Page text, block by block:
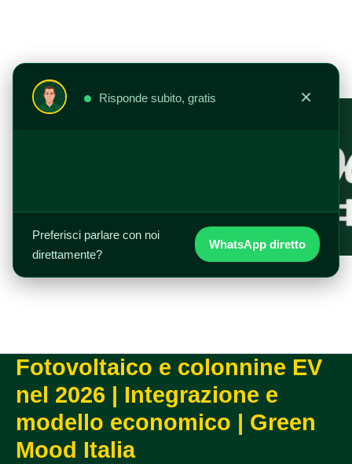
Risponde subito, gratis ×
Preferisci parlare con noi
direttamente?
WhatsApp diretto
Fotovoltaico e colonnine EV
nel 2026 | Integrazione e
modello economico | Green
Mood Italia